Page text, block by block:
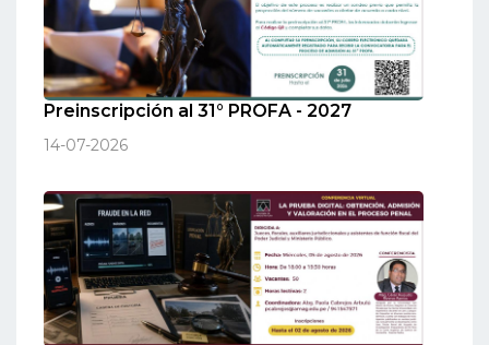
Preinscripción al 31° PROFA - 2027
14-07-2026